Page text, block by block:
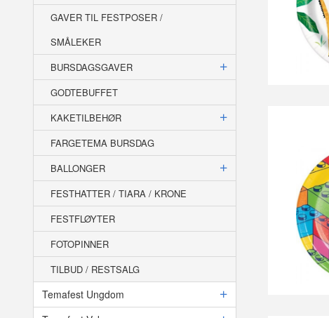
GAVER TIL FESTPOSER /
SMÅLEKER
BURSDAGSGAVER
GODTEBUFFET
KAKETILBEHØR
FARGETEMA BURSDAG
BALLONGER
FESTHATTER / TIARA / KRONE
FESTFLØYTER
FOTOPINNER
TILBUD / RESTSALG
Temafest Ungdom